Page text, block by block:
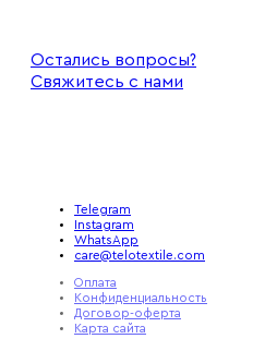
Остались вопросы?
Свяжитесь с нами
Telegram
Instagram
WhatsApp
care@telotextile.com
Оплата
Конфиденциальность
Договор-оферта
Карта сайта